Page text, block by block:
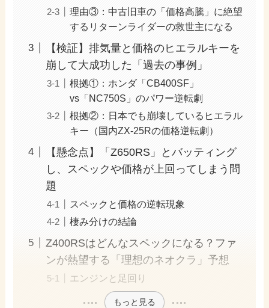
理由③：中古旧車の「価格高騰」に絶望
するリターンライダーの救世主になる
【検証】排気量と価格のヒエラルキーを
崩して大成功した「過去の事例」
根拠①：ホンダ「CB400SF」
vs「NC750S」のパワー逆転劇
根拠②：日本でも崩壊しているヒエラル
キー（国内ZX-25Rの価格逆転劇）
【懸念点】「Z650RS」とバッティング
し、スペックや価格が上回ってしまう問
題
スペックと価格の逆転現象
棲み分けの結論
Z400RSはどんなスペックになる？ファ
ンが熱望する「理想のネオクラ」予想
エンジンと足回り
もっと見る